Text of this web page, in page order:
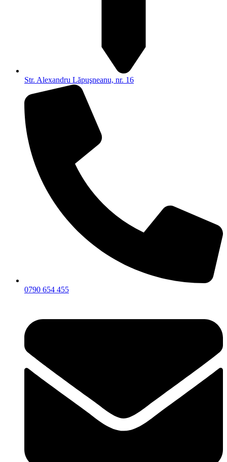
Str. Alexandru Lăpuşneanu, nr. 16
0790 654 455